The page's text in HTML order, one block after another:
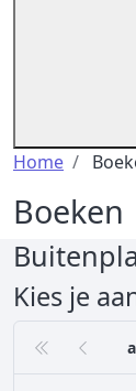
Home
Boeken
Kies je